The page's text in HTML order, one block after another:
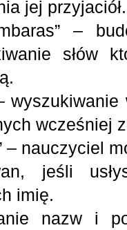
jej przyjaciół.
–
słów
wcześniej
– nauczyciel
jeśli
imię.
nazw i